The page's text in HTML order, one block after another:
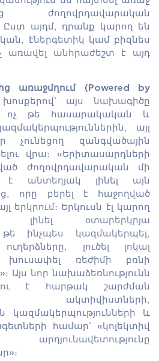
ժողովրդավարական
Ըստ այդմ, դրանք կարող են
էներգետիկ կամ բիզնես
առավել անհրաժեշտ է այդ
առաջմղում (Powered by
այս նախագիծը
ոչ թե հասարակական և
այլ
զանգվածային
վրա։ «Երիտասարդների
ժողովրդավարական մի
է անտեղյակ լինել այն
որը բերել է հաջողված
երկրում։ Երկուսն էլ կարող
օտարերկրյա
թե ինչպես կազմակերպել,
լուծել լոկալ
խուսափել ռեժիմի բռնի
Այս նոր նախաձեռնությունն
է հարթակ շարժման
ակտիվիստների,
կազմակերպությունների և
համար՝ «կոլեկտիվ